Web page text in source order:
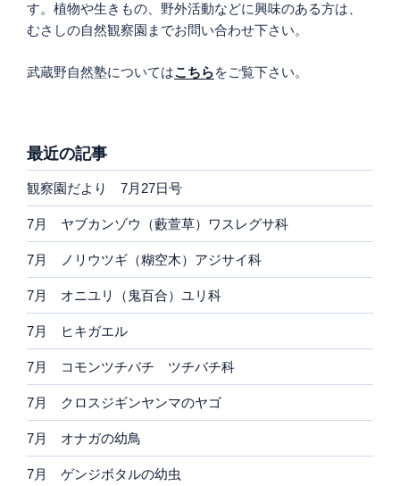
す。植物や生きもの、野外活動などに興味のある方は、
むさしの自然観察園までお問い合わせ下さい。
武蔵野自然塾についてはこちらをご覧下さい。
最近の記事
観察園だより 7月27日号
7月 ヤブカンゾウ（藪萱草）ワスレグサ科
7月 ノリウツギ（糊空木）アジサイ科
7月 オニユリ（鬼百合）ユリ科
7月 ヒキガエル
7月 コモンツチバチ ツチバチ科
7月 クロスジギンヤンマのヤゴ
7月 オナガの幼鳥
7月 ゲンジボタルの幼虫